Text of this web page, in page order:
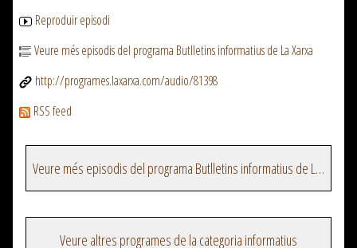
Reproduir episodi
Veure més episodis del programa Butlletins informatius de La Xarxa
http://programes.laxarxa.com/audio/81398
RSS feed
Veure més episodis del programa Butlletins informatius de La Xarxa
Veure altres programes de la categoria informatius